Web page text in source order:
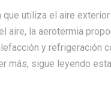
utiliza el aire
aire, la aerotermia
y refrigeración
más, sigue leyendo